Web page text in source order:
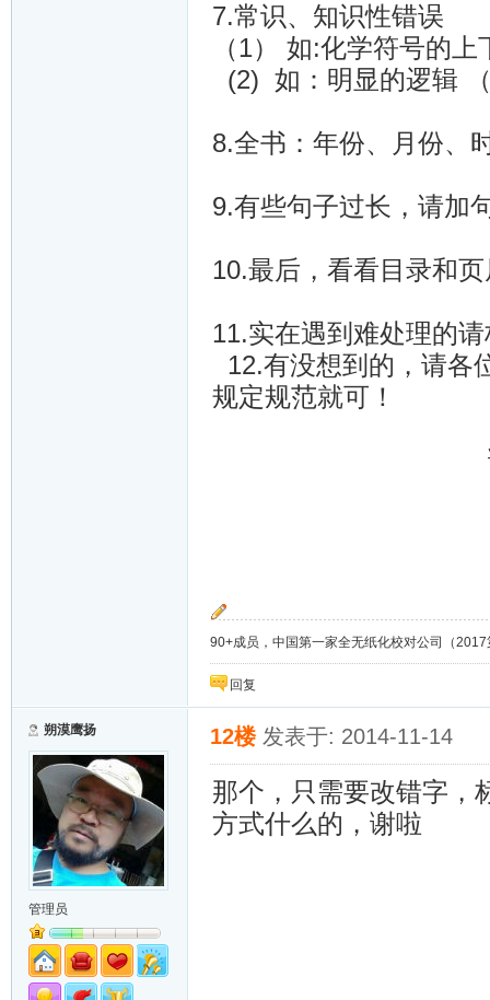
7.常识、知识性错误
（1） 如:化学符号的上
(2) 如：明显的逻辑
8.全书：年份、月份、
9.有些句子过长，请加
10.最后，看看目录和
11.实在遇到难处理的
12.有没想到的，请各
规定规范就可！
谢谢各
90+成员，中国第一家全无纸化校对公司（
回复
朔漠鹰扬
管理员
12楼 发表于: 2014-11-14
那个，只需要改错字，
方式什么的，谢啦